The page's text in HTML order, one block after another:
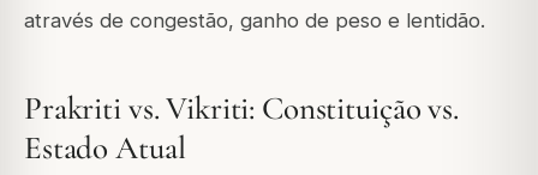
através de congestão, ganho de peso e lentidão.
Prakriti vs. Vikriti: Constituição vs.
Estado Atual